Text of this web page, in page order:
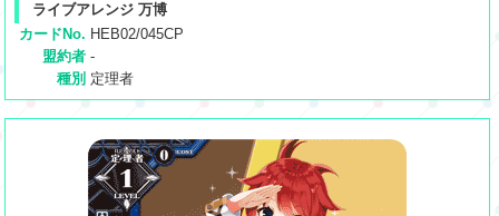
ライブアレンジ 万博
カードNo. HEB02/045CP
盟約者 -
種別 定理者